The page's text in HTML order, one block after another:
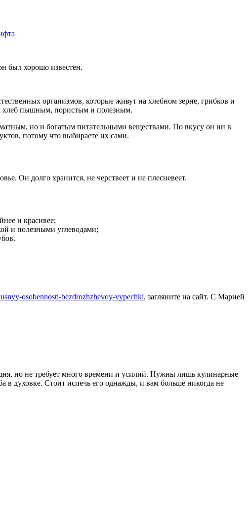
был хорошо известен.
организмов, которые живут на хлебном зерне, грибков и
хлеб пышным, пористым и полезным.
но и богатым питательными веществами. По вкусу он ни в
потому что выбираете их сами.
Он долго хранится, не черствеет и не плесневеет.
и красивее;
и полезными углеводами;
osobennosti-bezdrozhzhevoy-vypechki, загляните на сайт. С Марией
но не требует много времени и усилий. Нужны лишь кулинарные
в духовке. Стоит испечь его однажды, и вам больше никогда не